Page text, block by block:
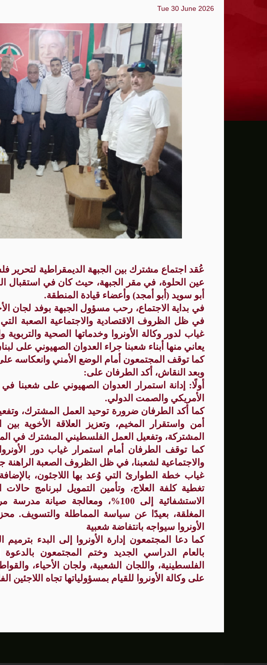
عون: تقدم إيجابي في مفاوضات روما بشأن الحدود
الزيدي لرئيس الاستخبارات السعودي: العراق يرفض
أمريكا تفرض عقوبات على منصة بدبي لمساعدتها
تقرير: حرب إيران تهز التقارب الاقتصادي بين واشنطن
"اليونيسف" توقف موظفا رفيعا بتهمة التجسس لصالح
بزشكيان يتعهد بالصمود ويعلن: لن أستقيل مهما حدث
الإدارة الأمريكية تخصص مليار دولار لدعم إدارة رئيس
الدفاع الروسية تعلن تنفيذ ضربات دقيقة على أهداف
سي إن إن: كبار قادة الجيش الأمريكي يبحثون عن
مسؤول أميركي: تقدم في المحادثات بين عمان وإيران
الصحة: ارتفاع ضحايا الحرب العدوانية على قطاع غزة إلى 73,384
Tue 30 June 2026
عُقد اجتماع مشترك بين الجبهة الديمقراطية لتحرير
عين الحلوة، في مقر الجبهة، حيث كان في استقبال
أبو سويد (أبو أمجد) وأعضاء قيادة المنطقة.
في بداية الاجتماع، رحب مسؤول الجبهة بوفد لجان
في ظل الظروف الاقتصادية والاجتماعية الصعبة
غياب لدور وكالة الأونروا وخدماتها الصحية والتربوية
يعاني منها أبناء شعبنا جراء العدوان الصهيوني على
كما توقف المجتمعون أمام الوضع الأمني وانعكاسه
وبعد النقاش، أكد الطرفان على:
أولًا: إدانة استمرار العدوان الصهيوني على شعبنا
الأمريكي والصمت الدولي.
كما أكد الطرفان ضرورة توحيد العمل المشترك،
أمن واستقرار المخيم، وتعزيز العلاقة الأخوية
المشتركة، وتفعيل العمل الفلسطيني المشترك في
كما توقف الطرفان أمام استمرار غياب دور
والاجتماعية لشعبنا، في ظل الظروف الصعبة الراهنة
غياب خطة الطوارئ التي وُعد بها اللاجئون،
تغطية كلفة العلاج، وتأمين التمويل لبرنامج
الاستشفائية إلى 100%، ومعالجة
المغلقة، بعيدًا عن سياسة المماطلة والتسويف.
الأونروا سيواجه بانتفاضة شعبية
كما دعا المجتمعون إدارة الأونروا إلى البدء
بالعام الدراسي الجديد وختم المجتمعون
الفلسطينية، واللجان الشعبية، ولجان الأحياء،
على وكالة الأونروا للقيام بمسؤولياتها تجاه اللاجئين